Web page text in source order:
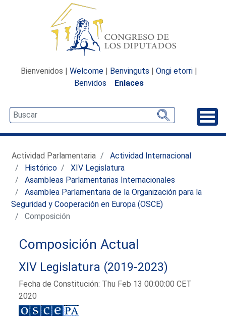
Bienvenidos | Welcome | Benvinguts | Ongi etorri |
Benvidos
Enlaces
Actividad Parlamentaria
Actividad Internacional
Histórico
XIV Legislatura
Asambleas Parlamentarias Internacionales
Asamblea Parlamentaria de la Organización para la
Seguridad y Cooperación en Europa (OSCE)
Composición
Composición Actual
XIV Legislatura (2019-2023)
Fecha de Constitución: Thu Feb 13 00:00:00 CET
2020